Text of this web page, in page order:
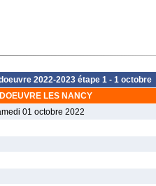
2022-2023 étape 1 - 1 octobre
LES NANCY
01 octobre 2022